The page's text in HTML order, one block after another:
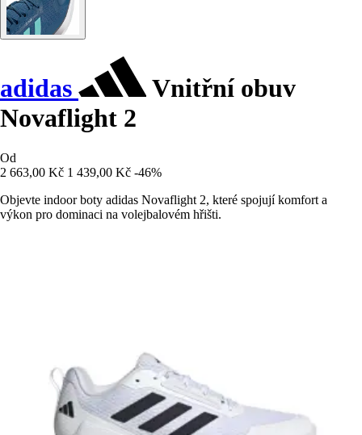
adidas
Vnitřní obuv
Novaflight 2
Od
2 663,00 Kč 1 439,00 Kč -46%
Objevte indoor boty adidas Novaflight 2, které spojují komfort a
výkon pro dominaci na volejbalovém hřišti.